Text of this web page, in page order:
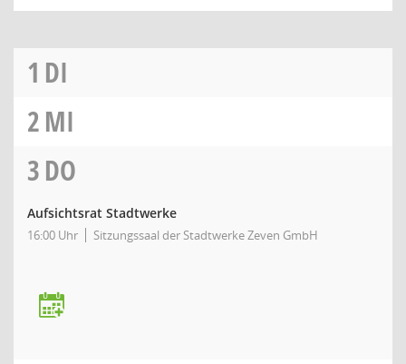
1 DI
2MI
3DO
Aufsichtsrat Stadtwerke
16:00 Uhr Sitzungssaal der Stadtwerke Zeven GmbH